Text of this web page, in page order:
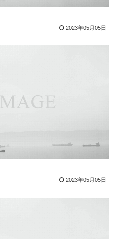
2023年05月05日
2023年05月05日